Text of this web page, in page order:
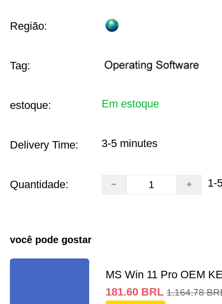
Região:
Tag:
estoque: Em estoque
Delivery Time: 3-5 minutes
Quantidade: 1-
você pode gostar
MS Win 11 Pro OEM
181.60 BRL 1,164.78